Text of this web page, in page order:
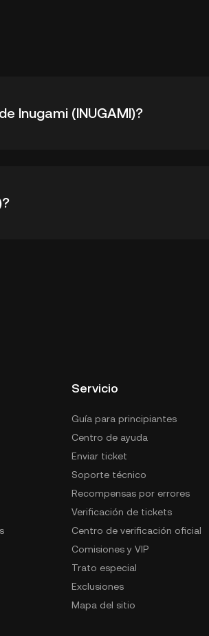
Inugami (INUGAMI)?
de criptocustodia de terceros o un
Servicio
Guía para principiantes
Centro de ayuda
Enviar ticket
Soporte técnico
Recompensas por errores
Verificación de tickets
Centro de verificación oficial
Comisiones y VIP
Trato especial
Exclusiones
Mapa del sitio